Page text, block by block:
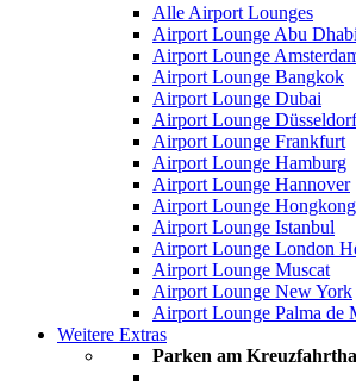
Alle Airport Lounges
Airport Lounge Abu Dhabi
Airport Lounge
Airport Lounge Bangkok
Airport Lounge Dubai
Airport Lounge Düsseldorf
Airport Lounge Frankfurt
Airport Lounge Hamburg
Airport Lounge Hannover
Airport Lounge Hongkong
Airport Lounge Istanbul
Airport Lounge London
Airport Lounge Muscat
Airport Lounge New York
Airport Lounge Palma de
Weitere Extras
Parken am